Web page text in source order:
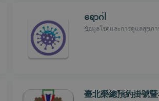
ရောဂါ
ข้อมูลโรคและการดูแลสุขภ
臺北榮總預約掛號